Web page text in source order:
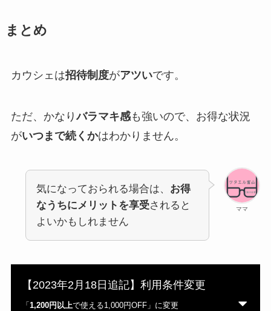
まとめ
カウシェは招待制度がアツいです。
ただ、かなりバラマキ感も強いので、お得な状況
がいつまで続くかはわかりません。
ママ
気になっておられる場合は、 お得
なうちにメリットを享受されると
よいかもしれません
【2023年2月18日追記】利用条件変更
「 1,200円以上で使える1,000円OFF」に変更